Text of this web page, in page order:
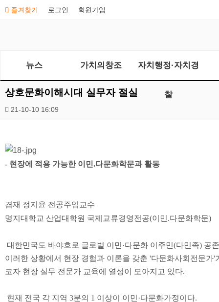
즐겨찾기 로그인 회원가입
뉴스 가치의창조 자치행정·자치경
찰
상호문화이해시대 실무자 절실
21-10-10 16:09
- 현장에 적용 가능한 이민.다문화학문과 활동
겸재 정지윤 전공주임교수
명지대학교 산업대학원 국제교류경영전공(이민 .다문화학문)
대한민국도 바야흐로 글로벌 이민 ·다문화 이주민 (다민족) 공
이러한 상황에서 현장 경험과 이론을 갖춘 '다문화사회전문가'
코자 현장 실무 전문가 교육에 열성이 모아지고 있다.
현재 전국 각 지역 3분의 1 이상이 이민 ·다문화가정이다.